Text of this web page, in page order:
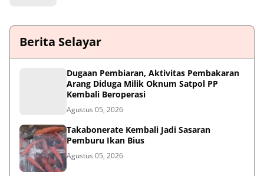
Berita Selayar
Dugaan Pembiaran, Aktivitas Pembakaran
Arang Diduga Milik Oknum Satpol PP
Kembali Beroperasi
Agustus 05, 2026
Takabonerate Kembali Jadi Sasaran
Pemburu Ikan Bius
Agustus 05, 2026